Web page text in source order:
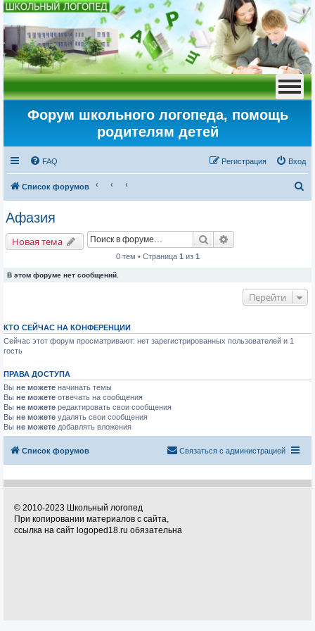
Форум школьного логопеда, помощь
родителям детей
FAQ Вход
Регистрация
Список форумов
о
Афазия
Новая тема Поиск
0 тем • Страница 1 из 1
В этом форуме нет сообщений.
Перейти
КТО СЕЙЧАС НА КОНФЕРЕНЦИИ
Сейчас этот форум просматривают: нет зарегистрированных пользователей и 1
гость
ПРАВА ДОСТУПА
Вы не можете начинать темы
Вы не можете отвечать на сообщения
Вы не можете редактировать свои сообщения
Вы не можете удалять свои сообщения
Вы не можете добавлять вложения
Список форумов Связаться с администрацией
© 2010-2023 Школьный логопед
При копировании материалов с сайта,
ссылка на сайт logoped18.ru обязательна